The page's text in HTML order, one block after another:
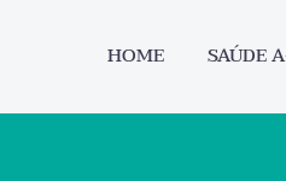
HOME SAÚDE